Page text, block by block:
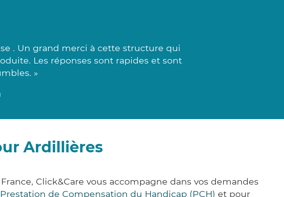
. Un grand merci à cette structure qui
Les réponses sont rapides et sont
»
Ardillières
Click&Care vous accompagne dans vos demandes
Prestation de Compensation du Handicap (PCH) et pour